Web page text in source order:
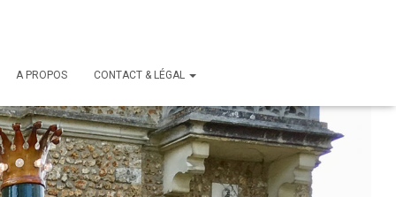
A PROPOS CONTACT & LÉGAL